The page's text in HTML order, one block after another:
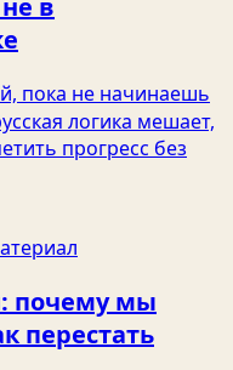
пока не начинаешь
логика мешает,
прогресс без
почему мы
перестать